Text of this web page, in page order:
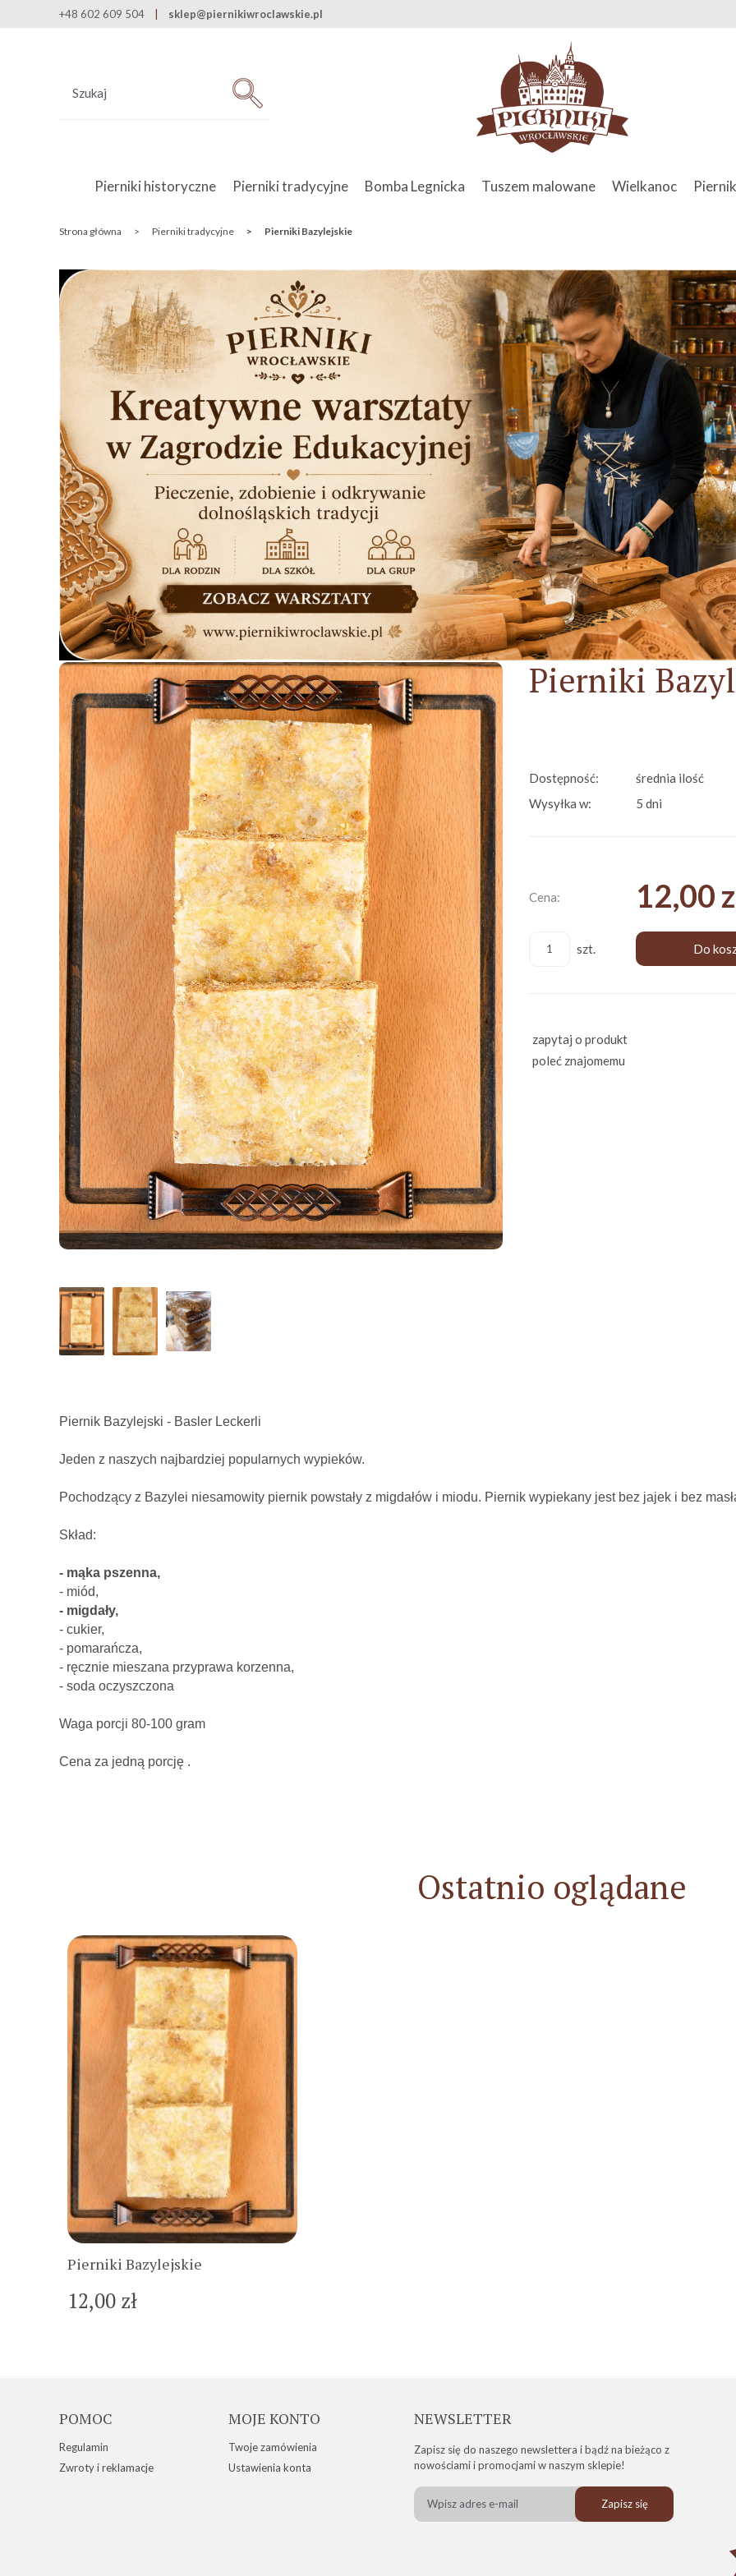
+48 602 609 504 sklep@piernikiwroclawskie.pl
Pierniki historyczne Pierniki tradycyjne Bomba Legnicka Tuszem malowane Wielkanoc
Strona główna > Pierniki tradycyjne > Pierniki Bazylejskie
Pierniki
Dostępność:
średnia ilość
Wysyłka w:
5 dni
Cena: 12,00
szt. Do
zapytaj o produkt
poleć znajomemu
Piernik Bazylejski - Basler Leckerli
Jeden z naszych najbardziej popularnych wypieków.
Pochodzący z Bazylei niesamowity piernik powstały z migdałów i miodu. Piernik wypiekany jest bez jajek i bez
Skład:
- mąka pszenna,
- miód,
- migdały,
- cukier,
- pomarańcza,
- ręcznie mieszana przyprawa korzenna,
- soda oczyszczona
Waga porcji 80-100 gram
Cena za jedną porcję .
Ostatnio oglądane
Pierniki Bazylejskie
12,00 zł
Do koszyka
POMOC
Regulamin
Zwroty i reklamacje
MOJE KONTO
Twoje zamówienia
Ustawienia konta
NEWSLETTER
Zapisz się do naszego newslettera i bądź na bieżąco z
nowościami i promocjami w naszym sklepie!
Zapisz się